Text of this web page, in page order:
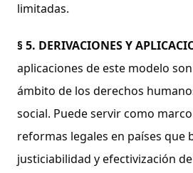
limitadas.
§ 5. DERIVACIONES Y
aplicaciones de este modelo
ámbito de los derechos
social. Puede servir como
reformas legales en países que
justiciabilidad y efectivización